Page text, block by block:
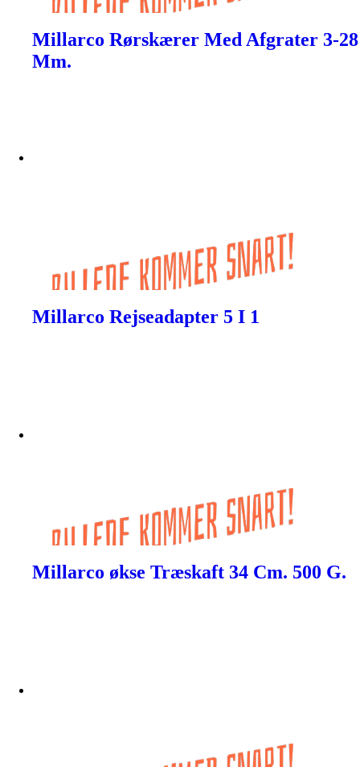
Millarco Rørskærer Med Afgrater 3-28
Mm.
Millarco Rejseadapter 5 I 1
Millarco økse Træskaft 34 Cm. 500 G.